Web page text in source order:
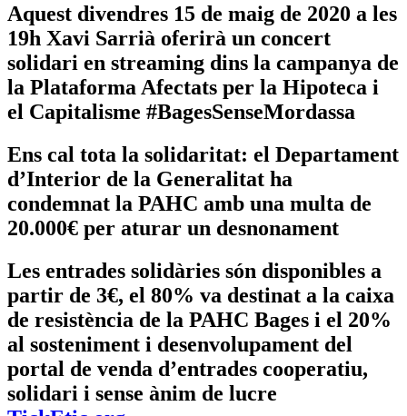
Aquest divendres 15 de maig de 2020 a les
19h Xavi Sarrià oferirà un concert
solidari en streaming dins la campanya de
la Plataforma Afectats per la Hipoteca i
el Capitalisme #BagesSenseMordassa
Ens cal tota la solidaritat: el Departament
d’Interior de la Generalitat ha
condemnat la PAHC amb una multa de
20.000€ per aturar un desnonament
Les entrades solidàries són disponibles a
partir de 3€, el 80% va destinat a la caixa
de resistència de la PAHC Bages i el 20%
al sosteniment i desenvolupament del
portal de venda d’entrades cooperatiu,
solidari i sense ànim de lucre